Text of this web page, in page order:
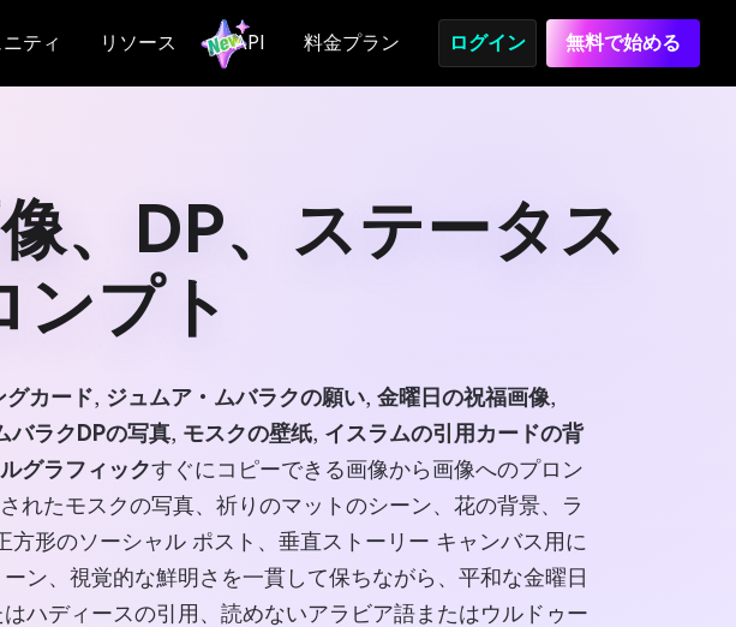
ティ リソース API 料金プラン ログイン 無料で始める
、DP、ステータス
ンプト
グカード, ジュムア・ムバラクの願い, 金曜日の祝福画像,
バラクDPの写真, モスクの壁纸, イスラムの引用カードの背
グラフィックすぐにコピーできる画像から画像へのプロン
れたモスクの写真、祈りのマットのシーン、花の背景、ラ
形のソーシャル ポスト、垂直ストーリー キャンバス用に
ン、視覚的な鮮明さを一貫して保ちながら、平和な金曜日
ハディースの引用、読めないアラビア語またはウルドゥー